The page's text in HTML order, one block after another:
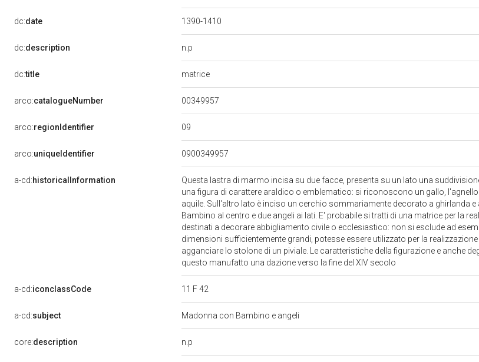
dc:date 1390-1410
dc:description n.p
dc:title matrice
arco:catalogueNumber 00349957
arco:regionIdentifier 09
arco:uniqueIdentifier 0900349957
a-cd:historicalInformation
Questa lastra di marmo incisa su due facce, presenta su un lato una
una figura di carattere araldico o emblematico: si riconoscono un gallo,
aquile. Sull'altro lato è inciso un cerchio sommariamente decorato a ghirlanda
Bambino al centro e due angeli ai lati. E' probabile si tratti di una matrice per la
destinati a decorare abbigliamento civile o ecclesiastico: non si esclude ad
dimensioni sufficientemente grandi, potesse essere utilizzato per la
agganciare lo stolone di un piviale. Le caratteristiche della figurazione e anche
questo manufatto una dazione verso la fine del XIV secolo
a-cd:iconclassCode 11 F 42
a-cd:subject Madonna con Bambino e angeli
core:description n.p